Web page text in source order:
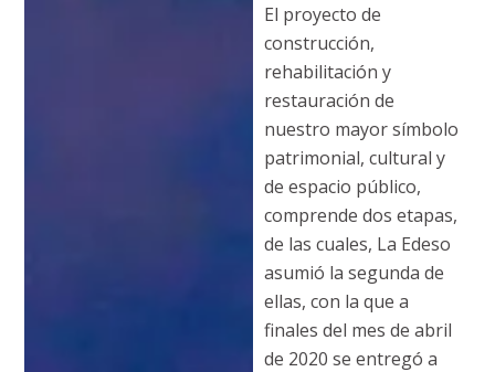
El proyecto de
construcción,
rehabilitación y
restauración de
nuestro mayor símbolo
patrimonial, cultural y
de espacio público,
comprende dos etapas,
de las cuales, La Edeso
asumió la segunda de
ellas, con la que a
finales del mes de abril
de 2020 se entregó a